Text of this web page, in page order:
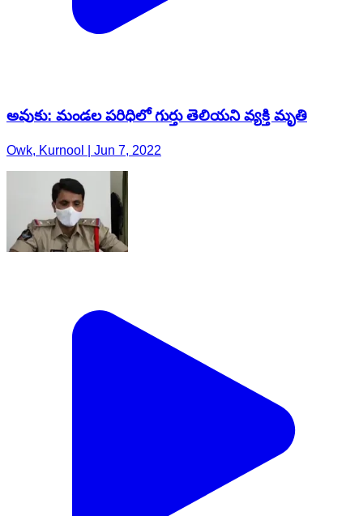
అవుకు: మండల పరిధిలో గుర్తు తెలియని వ్యక్తి మృతి
Owk, Kurnool | Jun 7, 2022